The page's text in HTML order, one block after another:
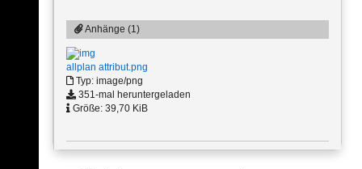
Anhänge (1)
allplan attribut.png
Typ: image/png
351-mal heruntergeladen
Größe: 39,70 KiB